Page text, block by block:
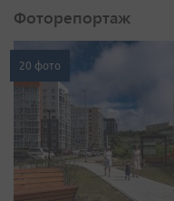
Фоторепортаж
20 фото